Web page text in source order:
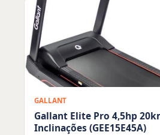
GALLANT
Gallant Elite Pro 4,5hp
Inclinações (GEE15E45A)